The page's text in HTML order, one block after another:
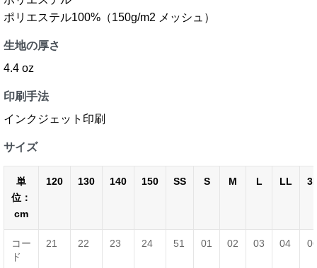
ポリエステル100%（150g/m2 メッシュ）
生地の厚さ
4.4 oz
印刷手法
インクジェット印刷
サイズ
単
位：
cm
120 130 140 150 SS S M L LL
コー
ド
21 22 23 24 51 01 02 03 04